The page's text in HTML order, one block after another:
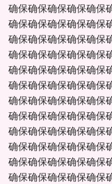
确保确保确保确保确保
确保确保确保确保确保
确保确保确保确保确保
确保确保确保确保确保
确保确保确保确保确保
确保确保确保确保确保
确保确保确保确保确保
确保确保确保确保确保
确保确保确保确保确保
确保确保确保确保确保
确保确保确保确保确保
确保确保确保确保确保